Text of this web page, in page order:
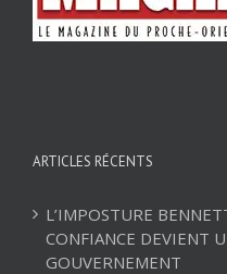
ARTICLES RÉCENTS
L’IMPOSTURE
CONFIANCE DEVIENT
GOUVERNEMENT